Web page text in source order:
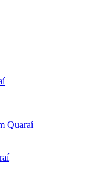
Quaraí